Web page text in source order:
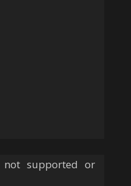
not supported or